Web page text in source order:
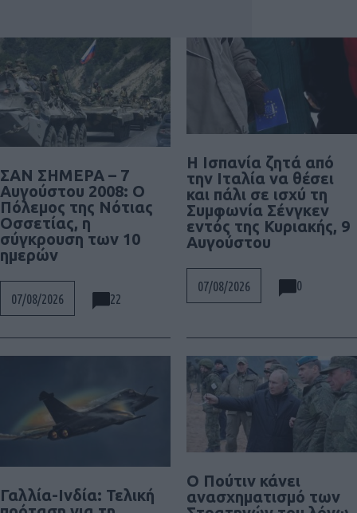
ΣΑΝ ΣΗΜΕΡΑ – 7
Αυγούστου 2008: Ο
Πόλεμος της Νότιας
Οσσετίας, η
σύγκρουση των 10
ημερών
07/08/2026 22
Η Ισπανία ζητά από
την Ιταλία να θέσει
και πάλι σε ισχύ τη
Συμφωνία Σένγκεν
εντός της Κυριακής, 9
Αυγούστου
07/08/2026 0
Γαλλία-Ινδία: Τελική
Ο Πούτιν κάνει
ανασχηματισμό των